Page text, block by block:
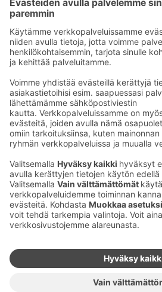
Kaup­pa­kes­kus
Ma-pe
9–20
La
9–19
Su
11–18
Katso poik­keus­au­kio­lottäältä
Iso­katu 22–25,
90100 Oulu
Ma-pe
7–23
7–23